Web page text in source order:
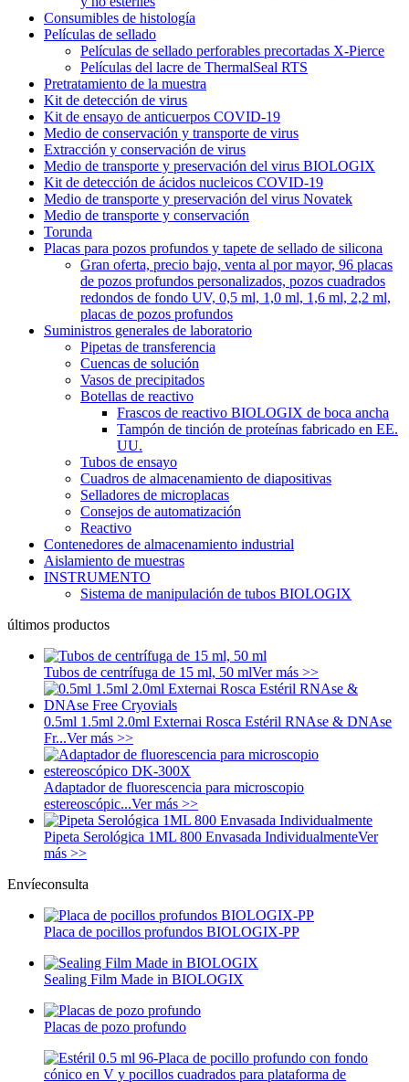
Consumibles de histología
Películas de sellado
Películas de sellado perforables precortadas X-Pierce
Películas del lacre de ThermalSeal RTS
Pretratamiento de la muestra
Kit de detección de virus
Kit de ensayo de anticuerpos COVID-19
Medio de conservación y transporte de virus
Extracción y conservación de virus
Medio de transporte y preservación del virus BIOLOGIX
Kit de detección de ácidos nucleicos COVID-19
Medio de transporte y preservación del virus Novatek
Medio de transporte y conservación
Torunda
Placas para pozos profundos y tapete de sellado de silicona
Gran oferta, precio bajo, venta al por mayor, 96 placas
de pozos profundos personalizados, pozos cuadrados
redondos de fondo UV, 0,5 ml, 1,0 ml, 1,6 ml, 2,2 ml,
placas de pozos profundos
Suministros generales de laboratorio
Pipetas de transferencia
Cuencas de solución
Vasos de precipitados
Botellas de reactivo
Frascos de reactivo BIOLOGIX de boca ancha
Tampón de tinción de proteínas fabricado en EE.
UU.
Tubos de ensayo
Cuadros de almacenamiento de diapositivas
Selladores de microplacas
Consejos de automatización
Reactivo
Contenedores de almacenamiento industrial
Aislamiento de muestras
INSTRUMENTO
Sistema de manipulación de tubos BIOLOGIX
últimos productos
Tubos de centrífuga de 15 ml, 50 mlVer más >>
0.5ml 1.5ml 2.0ml Externai Rosca Estéril RNAse & DNAse
Fr...Ver más >>
Adaptador de fluorescencia para microscopio
estereoscópic...Ver más >>
Pipeta Serológica 1ML 800 Envasada IndividualmenteVer
más >>
Envíeconsulta
Placa de pocillos profundos BIOLOGIX-PP
Sealing Film Made in BIOLOGIX
Placas de pozo profundo